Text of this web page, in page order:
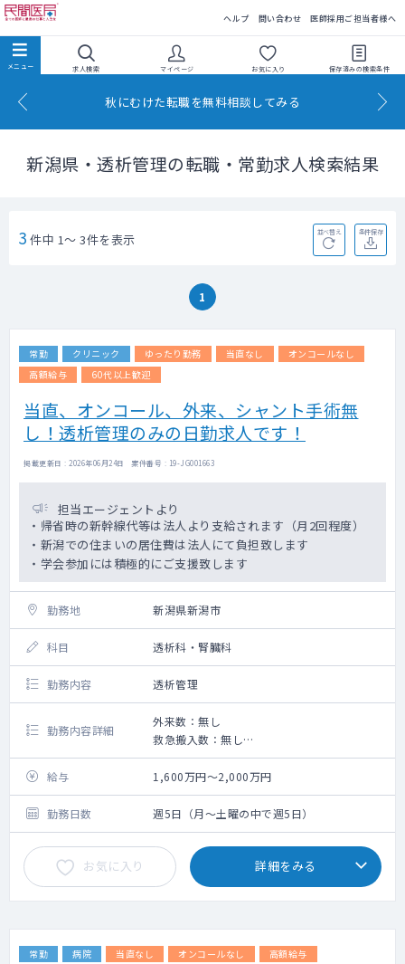
ヘルプ 問い合わせ 医師採用ご担当者様へ
求人検索 マイページ お気に入り 保存済みの検索条件
秋にむけた転職を無料相談してみる
新潟県・透析管理の転職・常勤求人検索結果
3 件中 1～ 3件を表示 並べ替え 条件保存
1
常勤 クリニック ゆったり勤務 当直なし
オンコールなし
高額給与
60代以上歓迎
当直、オンコール、外来、シャント手術無
し！透析管理のみの日勤求人です！
掲載更新日 : 2026年06月24日 案件番号 : 19-JG001663
担当エージェントより
・帰省時の新幹線代等は法人より支給されます（月2回程度）
・新潟での住まいの居住費は法人にて負担致します
・学会参加には積極的にご支援致します
勤務地 新潟県新潟市
科目 透析科・腎臓科
勤務内容 透析管理
勤務内容詳細
外来数：無し
救急搬入数：無し
手術数：無し
給与
1,600万円～2,000万円
勤務日数 週5日（月～土曜の中で週5日）
お気に入り 詳細をみる
常勤 病院 当直なし オンコールなし
高額給与